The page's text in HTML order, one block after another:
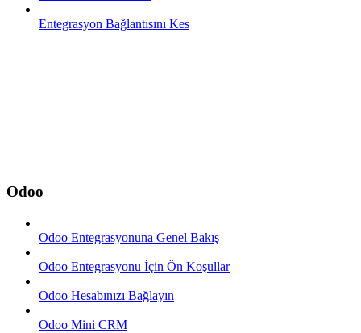
Entegrasyon Bağlantısını Kes
Odoo
Odoo Entegrasyonuna Genel Bakış
Odoo Entegrasyonu İçin Ön Koşullar
Odoo Hesabınızı Bağlayın
Odoo Mini CRM